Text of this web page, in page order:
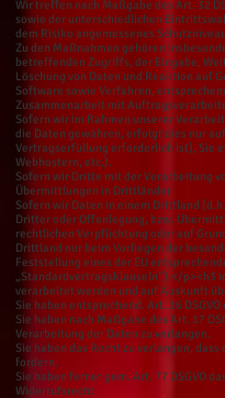
Wir treffen nach Maßgabe des Art. 32
sowie der unterschiedlichen
dem Risiko angemessenes
Zu den Maßnahmen gehören
betreffenden Zugriffs, der Eingabe,
Löschung von Daten und Reaktion auf
Software sowie Verfahren,
Zusammenarbeit mit
Sofern wir im Rahmen unserer
die Daten gewähren, erfolgt dies nur
Vertragserfüllung erforderlich ist), Sie
Webhostern, etc.).
Sofern wir Dritte mit der Verarbeitung
Übermittlungen in Drittländer
Sofern wir Daten in einem Drittland
Dritter oder Offenlegung, bzw.
rechtlichen Verpflichtung oder auf
Drittland nur beim Vorliegen der
Feststellung eines der EU
„Standardvertragsklauseln“).</p><h3
verarbeitet werden und auf Auskunft
Sie haben entsprechend. Art. 16
Sie haben nach Maßgabe des Art. 17
Verarbeitung der Daten zu verlangen.
Sie haben das Recht zu verlangen,
fordern.
Sie haben ferner gem. Art. 77 DSGVO
Widerrufsrecht